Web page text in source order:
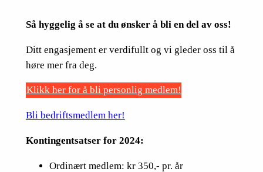
Så hyggelig å se at du ønsker å bli en del av oss!
Ditt engasjement er verdifullt og vi gleder oss til å
høre mer fra deg.
Klikk her for å bli personlig medlem!
Bli bedriftsmedlem her!
Kontingentsatser for 2024:
Ordinært medlem: kr 350,- pr. år